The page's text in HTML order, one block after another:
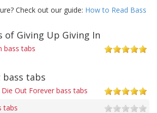
Check out our guide: How to Read Bass
of Giving Up Giving In
bass tabs
bass tabs
Out Forever bass tabs
tabs